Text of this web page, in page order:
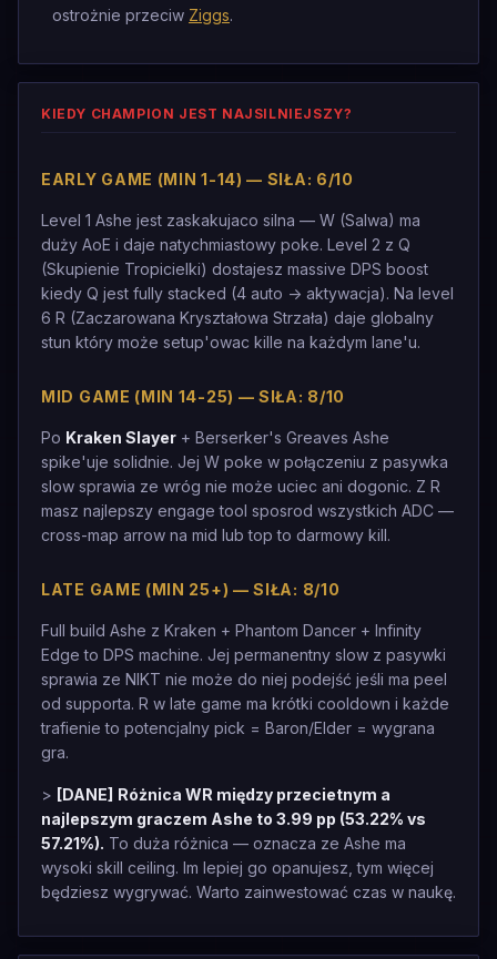
ostrożnie przeciw Ziggs.
KIEDY CHAMPION JEST NAJSILNIEJSZY?
EARLY GAME (MIN 1-14) — SIŁA: 6/10
Level 1 Ashe jest zaskakujaco silna — W (Salwa) ma
duży AoE i daje natychmiastowy poke. Level 2 z Q
(Skupienie Tropicielki) dostajesz massive DPS boost
kiedy Q jest fully stacked (4 auto -> aktywacja). Na level
6 R (Zaczarowana Kryształowa Strzała) daje globalny
stun który może setup'owac kille na każdym lane'u.
MID GAME (MIN 14-25) — SIŁA: 8/10
Po Kraken Slayer + Berserker's Greaves Ashe
spike'uje solidnie. Jej W poke w połączeniu z pasywka
slow sprawia ze wróg nie może uciec ani dogonic. Z R
masz najlepszy engage tool sposrod wszystkich ADC —
cross-map arrow na mid lub top to darmowy kill.
LATE GAME (MIN 25+) — SIŁA: 8/10
Full build Ashe z Kraken + Phantom Dancer + Infinity
Edge to DPS machine. Jej permanentny slow z pasywki
sprawia ze NIKT nie może do niej podejść jeśli ma peel
od supporta. R w late game ma krótki cooldown i każde
trafienie to potencjalny pick = Baron/Elder = wygrana
gra.
> [DANE] Różnica WR między przecietnym a
najlepszym graczem Ashe to 3.99 pp (53.22% vs
57.21%). To duża różnica — oznacza ze Ashe ma
wysoki skill ceiling. Im lepiej go opanujesz, tym więcej
będziesz wygrywać. Warto zainwestować czas w naukę.